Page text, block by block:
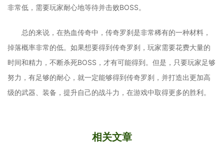
非常低，需要玩家耐心地等待并击败BOSS。
总的来说，在热血传奇中，传奇罗刹是非常稀有的一种材料，
掉落概率非常的低。如果想要得到传奇罗刹，玩家需要花费大量的
时间和精力，不断杀死BOSS，才有可能得到。但是，只要玩家足够
努力，有足够的耐心，就一定能够得到传奇罗刹，并打造出更加高
级的武器、装备，提升自己的战斗力，在游戏中取得更多的胜利。
相关文章